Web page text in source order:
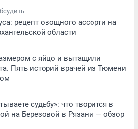
рецепт овощного ассорти на
области
с яйцо и вытащили
Пять историй врачей из Тюмени
судьбу»: что творится в
на Березовой в Рязани — обзор